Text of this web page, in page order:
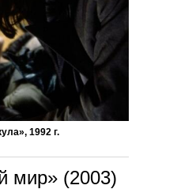
1992 г.
мир» (2003)